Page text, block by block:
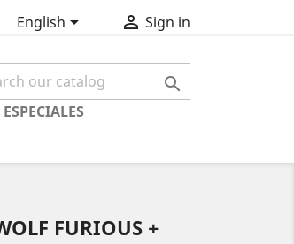
English  Sign in

FURIOUS +